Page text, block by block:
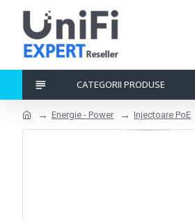
CATEGORII PRODUSE
Energie - Power Injectoare PoE